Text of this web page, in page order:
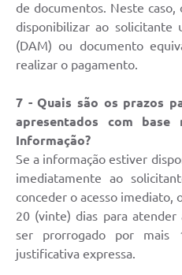
de documentos. Neste
disponibilizar ao solicitante
(DAM) ou documento
realizar o pagamento.
7 - Quais são os prazos
apresentados com
Informação?
Se a informação estiver
imediatamente ao
conceder o acesso
20 (vinte) dias para
ser prorrogado por mais
justificativa expressa.